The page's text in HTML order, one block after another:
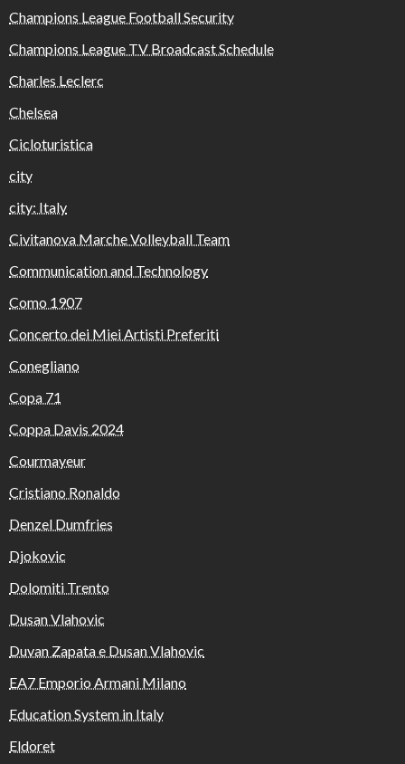
Champions League Football Security
Champions League TV Broadcast Schedule
Charles Leclerc
Chelsea
Cicloturistica
city
city: Italy
Civitanova Marche Volleyball Team
Communication and Technology
Como 1907
Concerto dei Miei Artisti Preferiti
Conegliano
Copa 71
Coppa Davis 2024
Courmayeur
Cristiano Ronaldo
Denzel Dumfries
Djokovic
Dolomiti Trento
Dusan Vlahovic
Duvan Zapata e Dusan Vlahovic
EA7 Emporio Armani Milano
Education System in Italy
Eldoret